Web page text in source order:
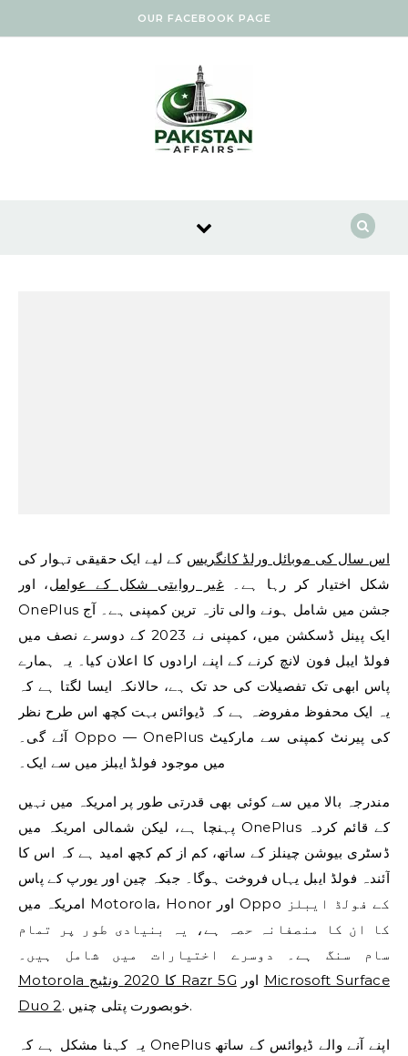
OUR FACEBOOK PAGE
اس سال کی موبائل ورلڈ کانگریس کے لیے ایک حقیقی تہوار کی
شکل اختیار کر رہا ہے۔غیر روایتی شکل کے عوامل، اور
OnePlus جشن میں شامل ہونے والی تازہ ترین کمپنی ہے۔ آج
ایک پینل ڈسکشن میں، کمپنی نے 2023 کے دوسرے نصف میں
فولڈ ایبل فون لانچ کرنے کے اپنے ارادوں کا اعلان کیا۔ یہ ہمارے
پاس ابھی تک تفصیلات کی حد تک ہے، حالانکہ ایسا لگتا ہے کہ
یہ ایک محفوظ مفروضہ ہے کہ ڈیوائس بہت کچھ اس طرح نظر
آئے گی۔ Oppo — OnePlus کی پیرنٹ کمپنی سے مارکیٹ
میں موجود فولڈ ایبلز میں سے ایک۔
مندرجہ بالا میں سے کوئی بھی قدرتی طور پر امریکہ میں نہیں
پہنچا ہے، لیکن شمالی امریکہ میں OnePlus کے قائم کردہ
ڈسٹری بیوشن چینلز کے ساتھ، کم از کم کچھ امید ہے کہ اس کا
آئندہ فولڈ ایبل یہاں فروخت ہوگا۔ جبکہ چین اور یورپ کے پاس
امریکہ میں Motorola، Honor اور Oppo کے فولڈ ایبلز
کا ان کا منصفانہ حصہ ہے، یہ بنیادی طور پر تمام
سام سنگ ہے۔ دوسرے اختیارات میں شامل ہیں۔
Motorola کا 2020 ونٹیج Razr 5G
Microsoft Surface
Duo 2
. خوبصورت پتلی چنیں.
یہ کہنا مشکل ہے کہ OnePlus اپنے آنے والے ڈیوائس کے ساتھ